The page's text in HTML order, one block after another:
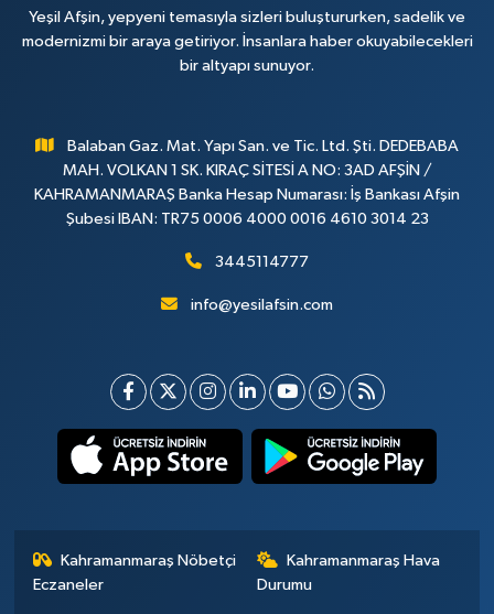
Yeşil Afşin, yepyeni temasıyla sizleri buluştururken, sadelik ve
modernizmi bir araya getiriyor. İnsanlara haber okuyabilecekleri
bir altyapı sunuyor.
Balaban Gaz. Mat. Yapı San. ve Tic. Ltd. Şti. DEDEBABA
MAH. VOLKAN 1 SK. KIRAÇ SİTESİ A NO: 3AD AFŞİN /
KAHRAMANMARAŞ Banka Hesap Numarası: İş Bankası Afşin
Şubesi IBAN: TR75 0006 4000 0016 4610 3014 23
3445114777
info@yesilafsin.com
Kahramanmaraş Nöbetçi
Eczaneler
Kahramanmaraş Hava
Durumu